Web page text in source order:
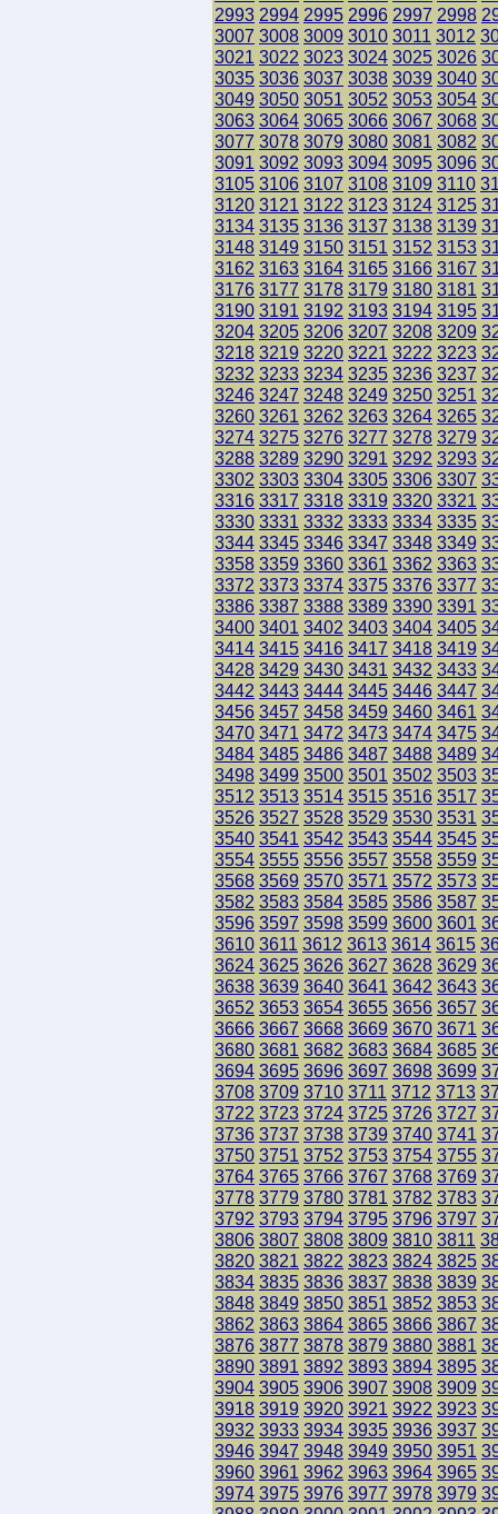
2993 2994 2995 2996 2997 2998
3007 3008 3009 3010 3011 3012
3021 3022 3023 3024 3025 3026
3035 3036 3037 3038 3039 3040
3049 3050 3051 3052 3053 3054
3063 3064 3065 3066 3067 3068
3077 3078 3079 3080 3081 3082
3091 3092 3093 3094 3095 3096
3105 3106 3107 3108 3109 3110
3120 3121 3122 3123 3124 3125
3134 3135 3136 3137 3138 3139
3148 3149 3150 3151 3152 3153
3162 3163 3164 3165 3166 3167
3176 3177 3178 3179 3180 3181
3190 3191 3192 3193 3194 3195
3204 3205 3206 3207 3208 3209
3218 3219 3220 3221 3222 3223
3232 3233 3234 3235 3236 3237
3246 3247 3248 3249 3250 3251
3260 3261 3262 3263 3264 3265
3274 3275 3276 3277 3278 3279
3288 3289 3290 3291 3292 3293
3302 3303 3304 3305 3306 3307
3316 3317 3318 3319 3320 3321
3330 3331 3332 3333 3334 3335
3344 3345 3346 3347 3348 3349
3358 3359 3360 3361 3362 3363
3372 3373 3374 3375 3376 3377
3386 3387 3388 3389 3390 3391
3400 3401 3402 3403 3404 3405
3414 3415 3416 3417 3418 3419
3428 3429 3430 3431 3432 3433
3442 3443 3444 3445 3446 3447
3456 3457 3458 3459 3460 3461
3470 3471 3472 3473 3474 3475
3484 3485 3486 3487 3488 3489
3498 3499 3500 3501 3502 3503
3512 3513 3514 3515 3516 3517
3526 3527 3528 3529 3530 3531
3540 3541 3542 3543 3544 3545
3554 3555 3556 3557 3558 3559
3568 3569 3570 3571 3572 3573
3582 3583 3584 3585 3586 3587
3596 3597 3598 3599 3600 3601
3610 3611 3612 3613 3614 3615
3624 3625 3626 3627 3628 3629
3638 3639 3640 3641 3642 3643
3652 3653 3654 3655 3656 3657
3666 3667 3668 3669 3670 3671
3680 3681 3682 3683 3684 3685
3694 3695 3696 3697 3698 3699
3708 3709 3710 3711 3712 3713
3722 3723 3724 3725 3726 3727
3736 3737 3738 3739 3740 3741
3750 3751 3752 3753 3754 3755
3764 3765 3766 3767 3768 3769
3778 3779 3780 3781 3782 3783
3792 3793 3794 3795 3796 3797
3806 3807 3808 3809 3810 3811
3820 3821 3822 3823 3824 3825
3834 3835 3836 3837 3838 3839
3848 3849 3850 3851 3852 3853
3862 3863 3864 3865 3866 3867
3876 3877 3878 3879 3880 3881
3890 3891 3892 3893 3894 3895
3904 3905 3906 3907 3908 3909
3918 3919 3920 3921 3922 3923
3932 3933 3934 3935 3936 3937
3946 3947 3948 3949 3950 3951
3960 3961 3962 3963 3964 3965
3974 3975 3976 3977 3978 3979